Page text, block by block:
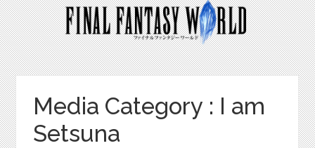
Media Category : I am
Setsuna